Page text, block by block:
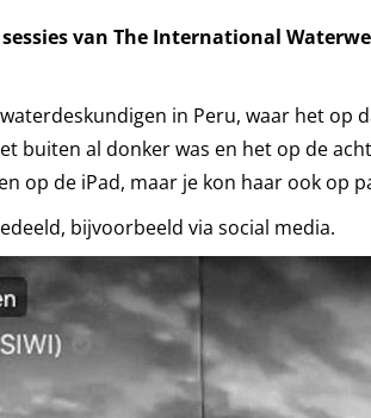
van The International
in Peru, waar het
buiten al donker was en het op de
op de iPad, maar je kon haar ook op
bijvoorbeeld via social media.